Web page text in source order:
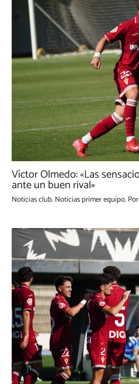
Víctor Olmedo: «Las
ante un buen rival»
Noticias club,Noticias primer equipo,